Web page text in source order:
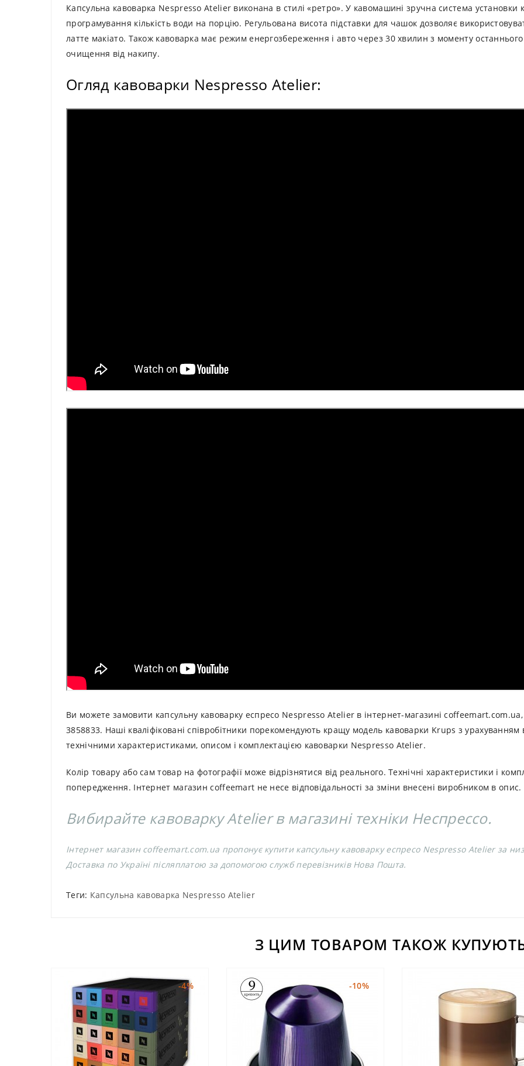
Капсульна кавоварка Nespresso Atelier виконана в стилі «ретро». У кавомашині зручна система установки
програмування кількість води на порцію. Регульована висота підставки для чашок дозволяє
латте макіато. Також кавоварка має режим енергозбереження і авто через 30 хвилин з моменту
очищення від накипу.
Огляд кавоварки Nespresso Atelier:
Ви можете замовити капсульну кавоварку еспресо Nespresso Atelier в інтернет-магазині
3858833. Наші кваліфіковані співробітники порекомендують кращу модель кавоварки Krups з
технічними характеристиками, описом і комплектацією кавоварки Nespresso Atelier.
Колір товару або сам товар на фотографії може відрізнятися від реального. Технічні характеристики і
попередження. Інтернет магазин coffeemart не несе відповідальності за зміни внесені виробником в опис.
Вибирайте кавоварку Atelier в магазині техніки Неспрессо.
Інтернет магазин coffeemart.com.ua пропонує купити капсульну кавоварку еспресо Nespresso Atelier за
Доставка по Україні післяплатою за допомогою служб перевізників Нова Пошта.
Теги: Капсульна кавоварка Nespresso Atelier
З ЦИМ ТОВАРОМ ТАКОЖ
-4% -10%